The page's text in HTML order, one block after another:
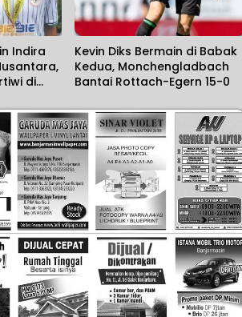
Indira
di
Kevin Diks Bermain di Babak
Kedua, Monchengladbach
Bantai Rottach-Egern 15-0